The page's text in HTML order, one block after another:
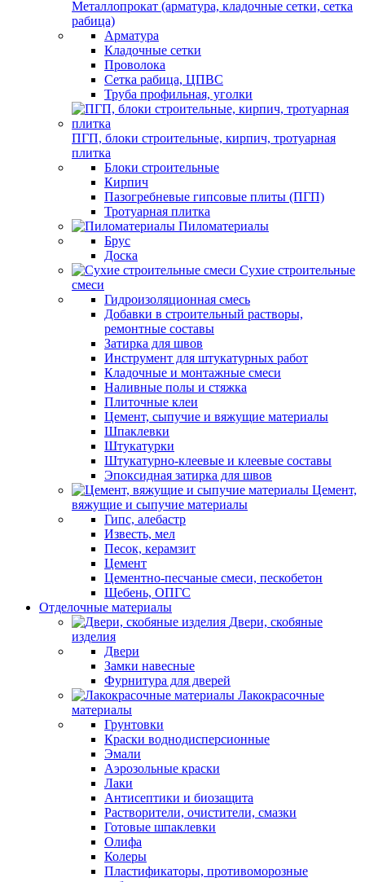
Металлопрокат (арматура, кладочные сетки, сетка
рабица)
Арматура
Кладочные сетки
Проволока
Сетка рабица, ЦПВС
Труба профильная, уголки
ПГП, блоки строительные, кирпич, тротуарная
плитка
Блоки строительные
Кирпич
Пазогребневые гипсовые плиты (ПГП)
Тротуарная плитка
Пиломатериалы
Брус
Доска
Сухие строительные
смеси
Гидроизоляционная смесь
Добавки в строительный растворы,
ремонтные составы
Затирка для швов
Инструмент для штукатурных работ
Кладочные и монтажные смеси
Наливные полы и стяжка
Плиточные клеи
Цемент, сыпучие и вяжущие материалы
Шпаклевки
Штукатурки
Штукатурно-клеевые и клеевые составы
Эпоксидная затирка для швов
Цемент,
вяжущие и сыпучие материалы
Гипс, алебастр
Известь, мел
Песок, керамзит
Цемент
Цементно-песчаные смеси, пескобетон
Щебень, ОПГС
Отделочные материалы
Двери, скобяные
изделия
Двери
Замки навесные
Фурнитура для дверей
Лакокрасочные
материалы
Грунтовки
Краски воднодисперсионные
Эмали
Аэрозольные краски
Лаки
Антисептики и биозащита
Растворители, очистители, смазки
Готовые шпаклевки
Олифа
Колеры
Пластификаторы, противоморозные